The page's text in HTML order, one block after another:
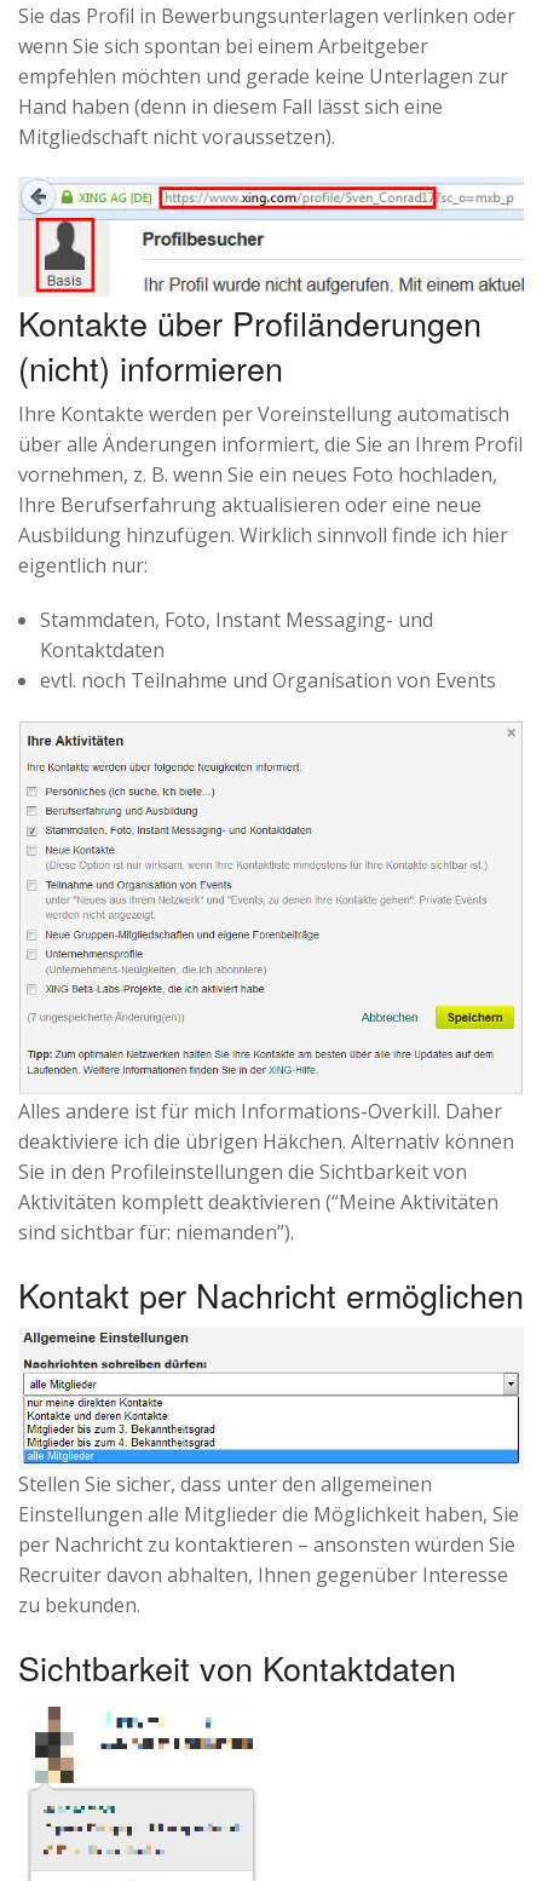
Sie das Profil in Bewerbungsunterlagen verlinken oder
wenn Sie sich spontan bei einem Arbeitgeber
empfehlen möchten und gerade keine Unterlagen zur
Hand haben (denn in diesem Fall lässt sich eine
Mitgliedschaft nicht voraussetzen).
Kontakte über Profiländerungen
(nicht) informieren
Ihre Kontakte werden per Voreinstellung automatisch
über alle Änderungen informiert, die Sie an Ihrem Profil
vornehmen, z. B. wenn Sie ein neues Foto hochladen,
Ihre Berufserfahrung aktualisieren oder eine neue
Ausbildung hinzufügen. Wirklich sinnvoll finde ich hier
eigentlich nur:
Stammdaten, Foto, Instant Messaging- und
Kontaktdaten
evtl. noch Teilnahme und Organisation von Events
Alles andere ist für mich Informations-Overkill. Daher
deaktiviere ich die übrigen Häkchen. Alternativ können
Sie in den Profileinstellungen die Sichtbarkeit von
Aktivitäten komplett deaktivieren (“Meine Aktivitäten
sind sichtbar für: niemanden”).
Kontakt per Nachricht ermöglichen
Stellen Sie sicher, dass unter den allgemeinen
Einstellungen alle Mitglieder die Möglichkeit haben, Sie
per Nachricht zu kontaktieren – ansonsten würden Sie
Recruiter davon abhalten, Ihnen gegenüber Interesse
zu bekunden.
Sichtbarkeit von Kontaktdaten